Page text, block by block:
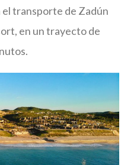
el transporte de Zadún
en un trayecto de